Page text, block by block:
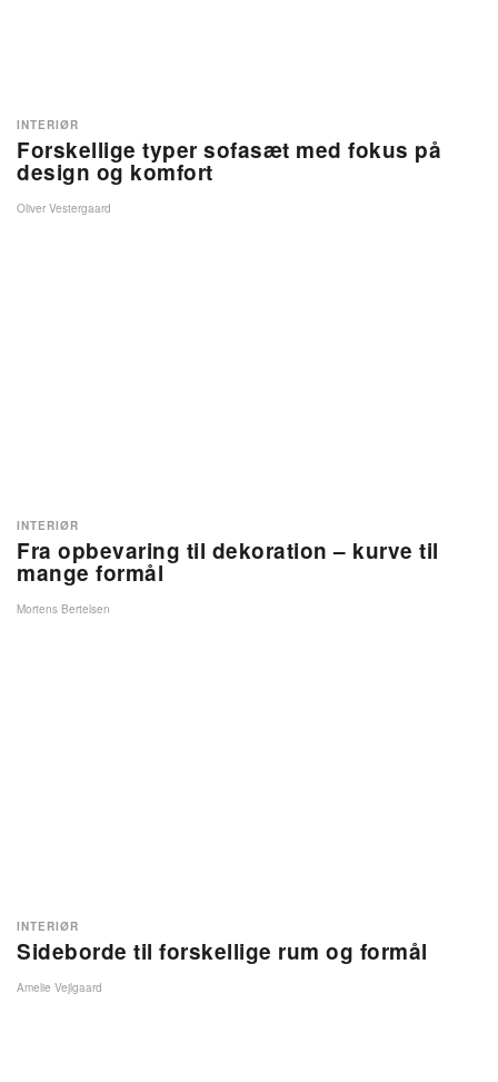
Forskellige typer sofasæt med fokus på
design og komfort
INTERIØR
Oliver Vestergaard
Fra opbevaring til dekoration – kurve til
mange formål
INTERIØR
Mortens Bertelsen
Sideborde til forskellige rum og formål
INTERIØR
Amelie Vejlgaard